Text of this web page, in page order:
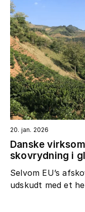
20. jan. 2026
Danske
skovrydning i
Selvom EU’s
udskudt med et